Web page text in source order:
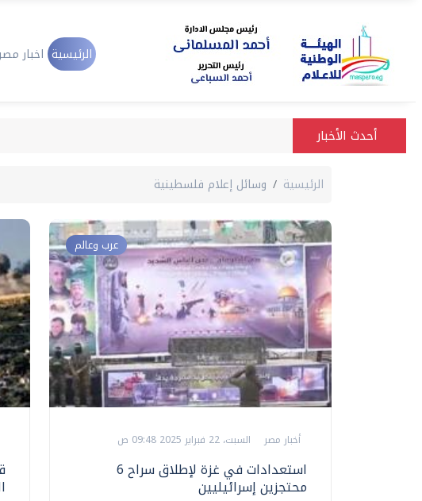
الرئيسية اخبار
أحدث الأخبار
الرئيسية وسائل إعلام فلسطينية
عرب وعالم
أخبار مصر السبت، 22 فبراير 2025 09:48 ص
استعدادات في غزة لإطلاق سراح 6
محتجزين إسرائيليين